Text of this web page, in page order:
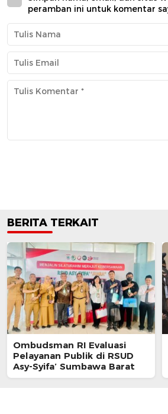
peramban ini untuk komentar
BERITA TERKAIT
Ombudsman RI Evaluasi
Pelayanan Publik di RSUD
Asy-Syifa’ Sumbawa Barat